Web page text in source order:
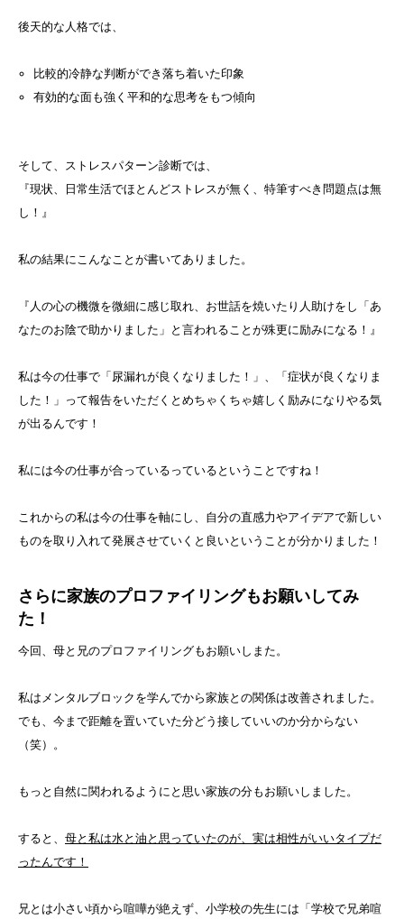
後天的な人格では、
比較的冷静な判断ができ落ち着いた印象
有効的な面も強く平和的な思考をもつ傾向
そして、ストレスパターン診断では、
『現状、日常生活でほとんどストレスが無く、特筆すべき問題点は無
し！』
私の結果にこんなことが書いてありました。
『人の心の機微を微細に感じ取れ、お世話を焼いたり人助けをし「あ
なたのお陰で助かりました」と言われることが殊更に励みになる！』
私は今の仕事で「尿漏れが良くなりました！」、「症状が良くなりま
した！」って報告をいただくとめちゃくちゃ嬉しく励みになりやる気
が出るんです！
私には今の仕事が合っているっているということですね！
これからの私は今の仕事を軸にし、自分の直感力やアイデアで新しい
ものを取り入れて発展させていくと良いということが分かりました！
さらに家族のプロファイリングもお願いしてみ
た！
今回、母と兄のプロファイリングもお願いしまた。
私はメンタルブロックを学んでから家族との関係は改善されました。
でも、今まで距離を置いていた分どう接していいのか分からない
（笑）。
もっと自然に関われるようにと思い家族の分もお願いしました。
すると、 母と私は水と油と思っていたのが、実は相性がいいタイプだ
ったんです！
兄とは小さい頃から喧嘩が絶えず、小学校の先生には「学校で兄弟喧